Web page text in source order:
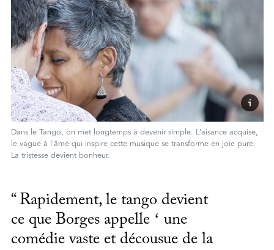
Dans le Tango, on met longtemps à devenir simple. L'aisance acquise,
le vague à l'âme qui inspire cette musique se transforme en joie pure.
La tristesse devient bonheur.
Rapidement, le tango devient
ce que Borges appelle ʻ une
comédie vaste et décousue de la